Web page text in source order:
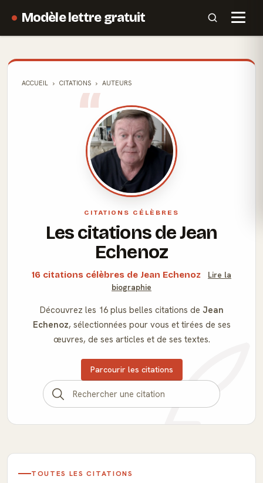
Modèle lettre gratuit
ACCUEIL CITATIONS AUTEURS
CITATIONS CÉLÈBRES
Les citations de Jean
Echenoz
16 citations célèbres de Jean Echenoz
Lire la
biographie
Découvrez les 16 plus belles citations de Jean
Echenoz, sélectionnées pour vous et tirées de ses
œuvres, de ses articles et de ses textes.
Parcourir les citations
TOUTES LES CITATIONS